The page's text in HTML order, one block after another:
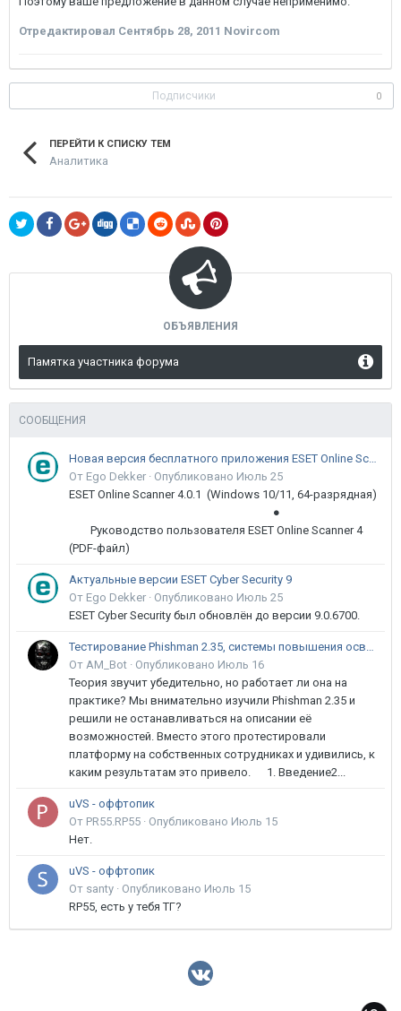
Отредактировал Сентябрь 28, 2011 Novircom
Подписчики 0
ПЕРЕЙТИ К СПИСКУ ТЕМ
Аналитика
ОБЪЯВЛЕНИЯ
Памятка участника форума
СООБЩЕНИЯ
Новая версия бесплатного приложения ESET Online Scanner доступна пользователям
От Ego Dekker · Опубликовано Июль 25
ESET Online Scanner 4.0.1 (Windows 10/11, 64-разрядная)
●
Руководство пользователя ESET Online Scanner 4
(PDF-файл)
Актуальные версии ESET Cyber Security 9
От Ego Dekker · Опубликовано Июль 25
ESET Cyber Security был обновлён до версии 9.0.6700.
Тестирование Phishman 2.35, системы повышения осведомлённости пользователей в сфере ИБ
От AM_Bot · Опубликовано Июль 16
Теория звучит убедительно, но работает ли она на
практике? Мы внимательно изучили Phishman 2.35 и
решили не останавливаться на описании её
возможностей. Вместо этого протестировали
платформу на собственных сотрудниках и удивились, к
каким результатам это привело. 1. Введение2...
uVS - оффтопик
От PR55.RP55 · Опубликовано Июль 15
Нет.
uVS - оффтопик
От santy · Опубликовано Июль 15
RP55, есть у тебя ТГ?